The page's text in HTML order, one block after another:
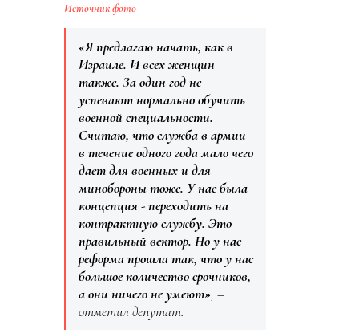
Источник фото
«Я предлагаю начать, как в
Израиле. И всех женщин
также. За один год не
успевают нормально обучить
военной специальности.
Считаю, что служба в армии
в течение одного года мало чего
дает для военных и для
минобороны тоже. У нас была
концепция - переходить на
контрактную службу. Это
правильный вектор. Но у нас
реформа прошла так, что у нас
большое количество срочников,
а они ничего не умеют», –
отметил депутат.